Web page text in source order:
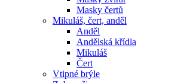
Masky čertů
Mikuláš, čert, anděl
Anděl
Andělská křídla
Mikuláš
Čert
Vtipné brýle